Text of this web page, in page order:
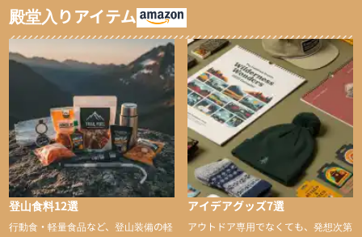
殿堂入りアイテム
登山食料12選
行動食・軽量食品など、登山装備の軽
アイデアグッズ7選
アウトドア専用でなくても、発想次第